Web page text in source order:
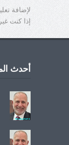
لإضافة
إذا كنت
أحدث